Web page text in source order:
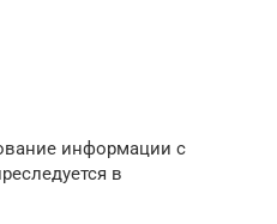
информации с
в